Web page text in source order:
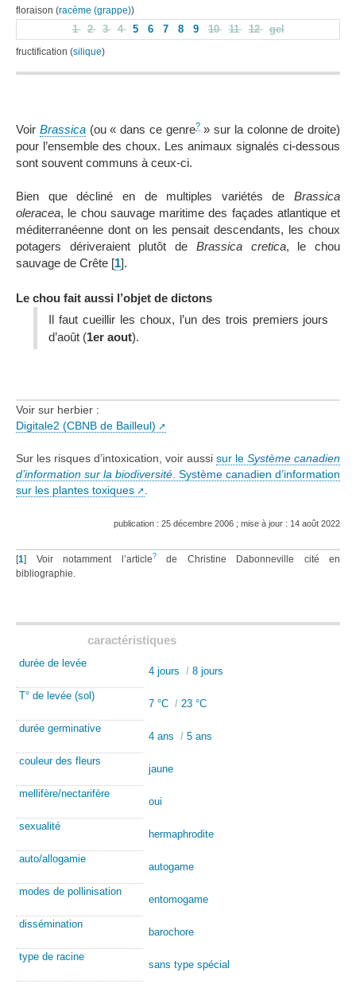
floraison (racème (grappe))
1 2 3 4 5 6 7 8 9 10 11 12 gel
fructification (silique)
Voir Brassica(ou « dans ce genre?» sur la colonne de droite)
pour l’ensemble des choux. Les animaux signalés ci-dessous
sont souvent communs à ceux-ci.
Bien que décliné en de multiples variétés de Brassica
oleracea, le chou sauvage maritime des façades atlantique et
méditerranéenne dont on les pensait descendants, les choux
potagers dériveraient plutôt de Brassica cretica, le chou
sauvage de Crête [1].
Le chou fait aussi l’objet de dictons
Il faut cueillir les choux, l’un des trois pre­miers jours
d’août (1er aout).
Voir sur herbier :
Digitale2 (CBNB de Bailleul)
Sur les risques d’intoxication, voir aussi sur le Système canadien
d’information sur la biodiversité . Système canadien d’information
sur les plantes toxiques
publication : 25 décembre 2006 ; mise à jour : 14 août 2022
[1] Voir notamment l’article?de Christine Dabonneville cité en
bibliographie.
caractéristiques
durée de levée
4 jours / 8 jours
T° de levée (sol)
7 °C / 23 °C
durée germinative
4 ans / 5 ans
couleur des fleurs
jaune
mellifère/nectarifère
oui
sexualité
hermaphrodite
auto/allogamie
autogame
modes de pollinisation
entomogame
dissémination
barochore
type de racine
sans type spécial